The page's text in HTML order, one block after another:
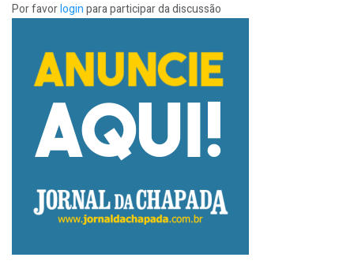
Por favorloginpara participar da discussão